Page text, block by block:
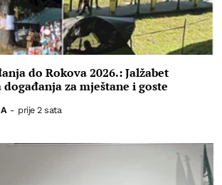
do Rokova 2026.: Jalžabet
za mještane i goste
- prije 2 sata